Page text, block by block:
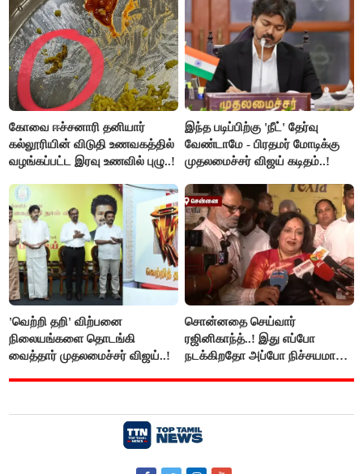
கோவை ஈச்சனாரி தனியார்
கல்லூரியின் விடுதி உணவகத்தில்
வழங்கப்பட்ட இரவு உணவில் புழு..!
இந்த படிப்பிற்கு 'நீட்' தேர்வு
வேண்டாமே - பிரதமர் மோடிக்கு
முதலமைச்சர் விஜய் கடிதம்..!
'வெற்றி தறி' விற்பனை
நிலையங்களை தொடங்கி
வைத்தார் முதலமைச்சர் விஜய்..!
சொன்னதை செய்வார்
ரஜினிகாந்த்..! இது எப்போ
நடக்கிறதோ அப்போ நிச்சயமாக